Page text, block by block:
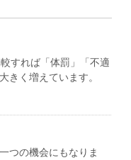
すれば「体罰」「不適
きく増えています。
つの機会にもなりま